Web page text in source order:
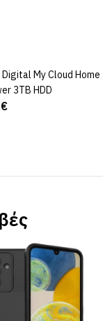
ΚΑΛΆΘΙΜy Cloud Home
3TB HDD